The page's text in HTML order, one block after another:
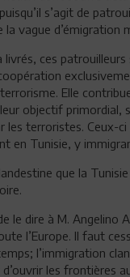
s’agit de
la vague d’émigration
ces
Elle
objectif primordial,
terroristes. Ceux-
en Tunisie, y
que la
le dire à M. Angelino
l’Europe. Il faut
l’immigration
les frontières